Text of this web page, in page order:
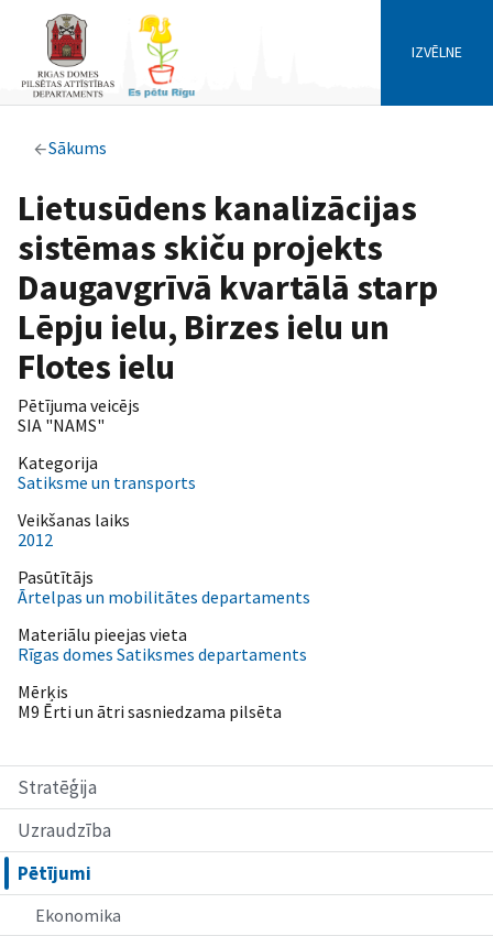
IZVĒLNE
Sākums
Stratēģija
Uzraudzība
Pētījumi
Ekonomika
Lietusūdens kanalizācijas
sistēmas skiču projekts
Daugavgrīvā kvartālā starp
Lēpju ielu, Birzes ielu un
Flotes ielu
Pētījuma veicējs
SIA "NAMS"
Kategorija
Satiksme un transports
Veikšanas laiks
2012
Pasūtītājs
Ārtelpas un mobilitātes departaments
Materiālu pieejas vieta
Rīgas domes Satiksmes departaments
Mērķis
M9 Ērti un ātri sasniedzama pilsēta